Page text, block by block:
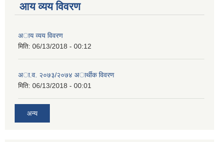
आय व्यय विवरण
अाय व्यय विवरण
मिति: 06/13/2018 - 00:12
अा.व. २०७३/२०७४ अार्थीक विवरण
मिति: 06/13/2018 - 00:01
अन्य